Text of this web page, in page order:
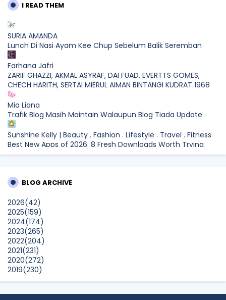
I READ THEM
SURIA AMANDA
Lunch Di Nasi Ayam Kee Chup Sebelum Balik Seremban
Farhana Jafri
ZARIF GHAZZI, AKMAL ASYRAF, DAI FUAD, EVERTTS GOMES,
CHECH HARITH, SERTAI MIERUL AIMAN BINTANGI KUDRAT 1968
Mia Liana
Trafik Blog Masih Maintain Walaupun Blog Tiada Update
Sunshine Kelly | Beauty . Fashion . Lifestyle . Travel . Fitness
Best New Apps of 2026: 8 Fresh Downloads Worth Trying
Tried Every Cream for Your Pigmentation? Here's Why Pico
Laser Works Differently.
BLOG ARCHIVE
2026(42)
2025(159)
2024(174)
2023(265)
2022(204)
2021(231)
2020(272)
2019(230)
2018(496)